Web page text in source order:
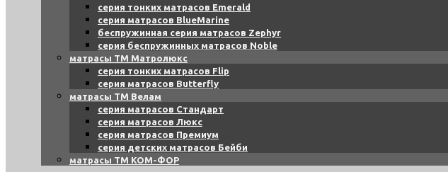
серия тонких матрасов Emerald
серия матрасов BlueMarine
беспружинная серия матрасов Zephyr
серия беспружинных матрасов Noble
матрасы ТМ Матролюкс
серия тонких матрасов Flip
серия матрасов Butterfly
матрасы ТМ Велам
серия матрасов Стандарт
серия матрасов Люкс
серия матрасов Премиум
серия детских матрасов Бейби
матрасы ТМ КОМ-ФОР